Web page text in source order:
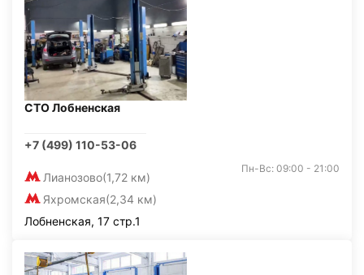
СТО Лобненская
+7 (499) 110-53-06
Лианозово(1,72 км)
Яхромская(2,34 км)
Пн-Вс: 09:00 - 21:00
Лобненская, 17 стр.1